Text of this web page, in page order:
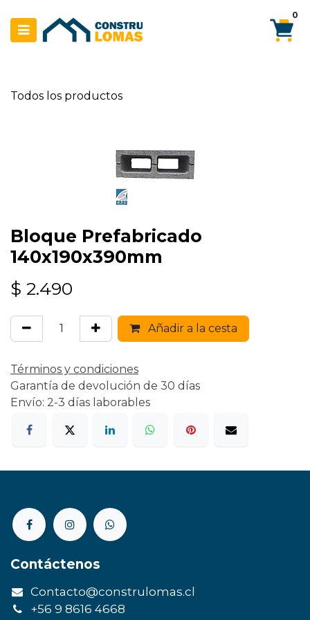
0
Todos los productos
Bloque Prefabricado
140x190x390mm
$ 2.490
Añadir a la cesta
Términos y condiciones
Garantía de devolución de 30 días
Envío: 2-3 días laborables
Contáctenos
Contacto@construlomas.cl
+56 9 8616 4668